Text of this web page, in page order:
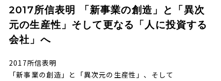
2017所信表明 「新事業の創造」と「異次
元の生産性」そして更なる「人に投資する
会社」へ
2017所信表明
「新事業の創造」と「異次元の生産性」、そして